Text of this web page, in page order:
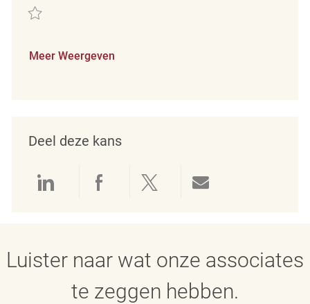
Redden Key Carrier REQ120104
Meer Weergeven
Deel deze kans
Delen via LinkedIn
Delen via Facebook
Delen via twitter
Luister naar wat onze associates
te zeggen hebben.